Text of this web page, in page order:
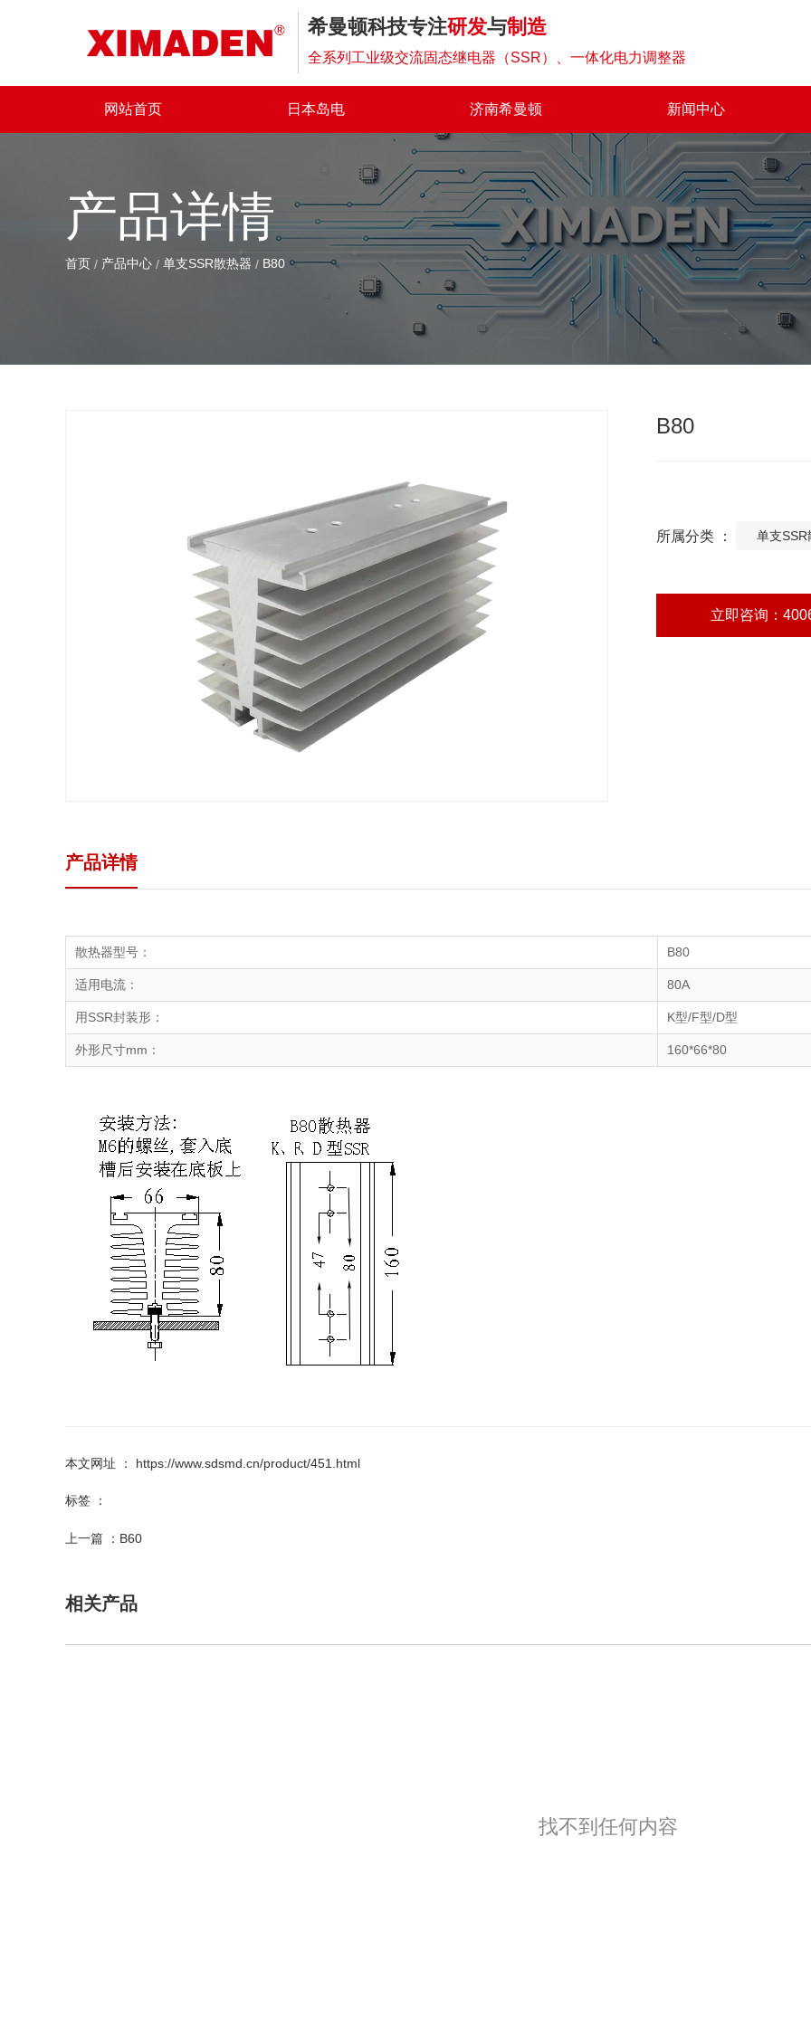
希曼顿科技专注研发与制造
全系列工业级交流固态继电器（SSR）、一体化电力调整器
网站首页 日本岛电 济南希曼顿 新闻中心
产品详情
首页 / 产品中心 / 单支SSR散热器 / B80
B80
所属分类 ： 单支SSR
立即咨询：
产品详情
散热器型号： B80
适用电流： 80A
用SSR封装形： K型/F型/D型
外形尺寸mm： 160*66*80
本文网址 ： https://www.sdsmd.cn/product/451.html
标签 ：
上一篇 ： B60
相关产品
找不到任何内容